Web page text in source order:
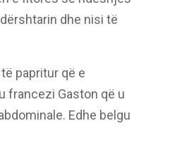
dhe nisi të
papritur që e
francezi Gaston që u
Edhe belgu